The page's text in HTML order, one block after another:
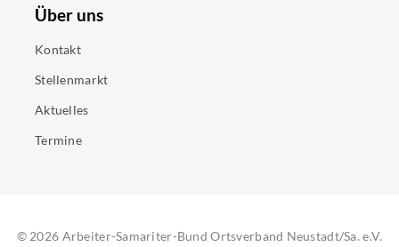
Über uns
Kontakt
Stellenmarkt
Aktuelles
Termine
© 2026 Arbeiter-Samariter-Bund Ortsverband Neustadt/Sa. e.V.